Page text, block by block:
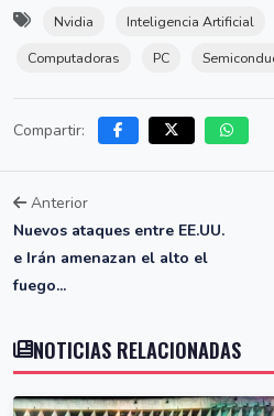
Nvidia Inteligencia Artificial
Computadoras
PC
Compartir:
Anterior
Nuevos ataques entre EE.UU.
e Irán amenazan el alto el
fuego...
NOTICIAS RELACIONADAS